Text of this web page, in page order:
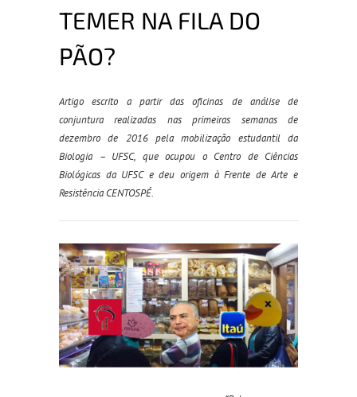
TEMER NA FILA DO
PÃO?
Artigo escrito a partir das oficinas de análise de
conjuntura realizadas nas primeiras semanas de
dezembro de 2016 pela mobilização estudantil da
Biologia – UFSC, que ocupou o Centro de Ciências
Biológicas da UFSC e deu origem à Frente de Arte e
Resistência CENTOSPÉ.